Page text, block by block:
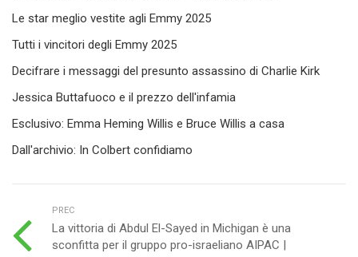
Le star meglio vestite agli Emmy 2025
Tutti i vincitori degli Emmy 2025
Decifrare i messaggi del presunto assassino di Charlie Kirk
Jessica Buttafuoco e il prezzo dell'infamia
Esclusivo: Emma Heming Willis e Bruce Willis a casa
Dall'archivio: In Colbert confidiamo
PREC
La vittoria di Abdul El-Sayed in Michigan è una
sconfitta per il gruppo pro-israeliano AIPAC |